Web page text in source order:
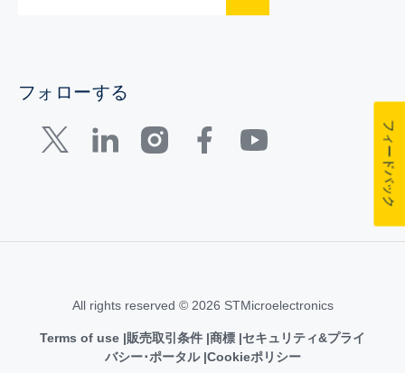
フォローする
All rights reserved © 2026 STMicroelectronics
Terms of use 販売取引条件 商標 セキュリティ&プライ
バシー･ポータル Cookieポリシー
フィードバック